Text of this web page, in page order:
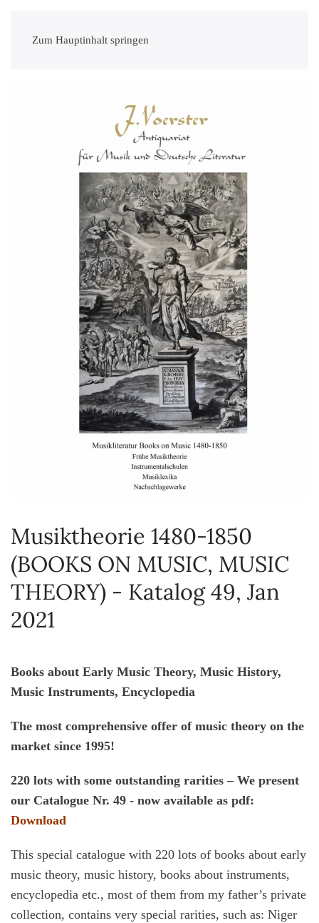
Zum Hauptinhalt springen
Musiktheorie 1480-1850
(BOOKS ON MUSIC, MUSIC
THEORY) - Katalog 49, Jan
2021
Books about Early Music Theory, Music History,
Music Instruments, Encyclopedia
The most comprehensive offer of music theory on the
market since 1995!
220 lots with some outstanding rarities – We present
our Catalogue Nr. 49 - now available as pdf:
Download
This special catalogue with 220 lots of books about early
music theory, music history, books about instruments,
encyclopedia etc., most of them from my father’s private
collection, contains very special rarities, such as: Niger